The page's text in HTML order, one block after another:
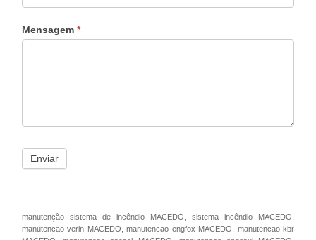
Mensagem *
Enviar
manutenção sistema de incêndio MACEDO, sistema incêndio MACEDO,
manutencao verin MACEDO, manutencao engfox MACEDO, manutencao kbr